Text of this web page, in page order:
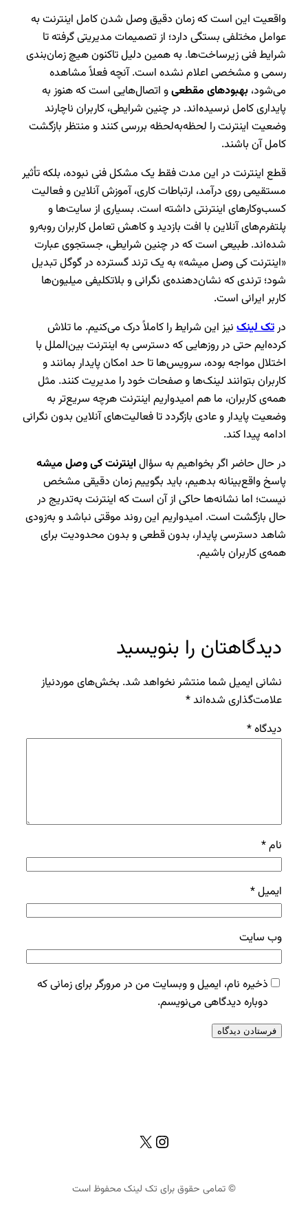
واقعیت این است که زمان دقیق وصل شدن کامل اینترنت به
عوامل مختلفی بستگی دارد؛ از تصمیمات مدیریتی گرفته تا
شرایط فنی زیرساخت‌ها. به همین دلیل تاکنون هیچ زمان‌بندی
رسمی و مشخصی اعلام نشده است. آنچه فعلاً مشاهده
می‌شود،بهبودهای مقطعیو اتصال‌هایی است که هنوز به
پایداری کامل نرسیده‌اند. در چنین شرایطی، کاربران ناچارند
وضعیت اینترنت را لحظه‌به‌لحظه بررسی کنند و منتظر بازگشت
کامل آن باشند.
قطع اینترنت در این مدت فقط یک مشکل فنی نبوده، بلکه تأثیر
مستقیمی روی درآمد، ارتباطات کاری، آموزش آنلاین و فعالیت
کسب‌وکارهای اینترنتی داشته است. بسیاری از سایت‌ها و
پلتفرم‌های آنلاین با افت بازدید و کاهش تعامل کاربران روبه‌رو
شده‌اند. طبیعی است که در چنین شرایطی، جستجوی عبارت
«اینترنت کی وصل میشه» به یک ترند گسترده در گوگل تبدیل
شود؛ ترندی که نشان‌دهنده‌ی نگرانی و بلاتکلیفی میلیون‌ها
کاربر ایرانی است.
درتک‌ لینکنیز این شرایط را کاملاً درک می‌کنیم. ما تلاش
کرده‌ایم حتی در روزهایی که دسترسی به اینترنت بین‌الملل با
اختلال مواجه بوده، سرویس‌ها تا حد امکان پایدار بمانند و
کاربران بتوانند لینک‌ها و صفحات خود را مدیریت کنند. مثل
همه‌ی کاربران، ما هم امیدواریم اینترنت هرچه سریع‌تر به
وضعیت پایدار و عادی بازگردد تا فعالیت‌های آنلاین بدون نگرانی
ادامه پیدا کند.
در حال حاضر اگر بخواهیم به سؤالاینترنت کی وصل میشه
پاسخ واقع‌بینانه بدهیم، باید بگوییم زمان دقیقی مشخص
نیست؛ اما نشانه‌ها حاکی از آن است که اینترنت به‌تدریج در
حال بازگشت است. امیدواریم این روند موقتی نباشد و به‌زودی
شاهد دسترسی پایدار، بدون قطعی و بدون محدودیت برای
همه‌ی کاربران باشیم.
دیدگاهتان را بنویسید
نشانی ایمیل شما منتشر نخواهد شد. بخش‌های موردنیاز
علامت‌گذاری شده‌اند*
دیدگاه*
نام*
ایمیل*
وب‌ سایت
ذخیره نام، ایمیل و وبسایت من در مرورگر برای زمانی که
دوباره دیدگاهی می‌نویسم.
اینستاگرم
X
© تمامی حقوق برای تک لینک محفوظ است